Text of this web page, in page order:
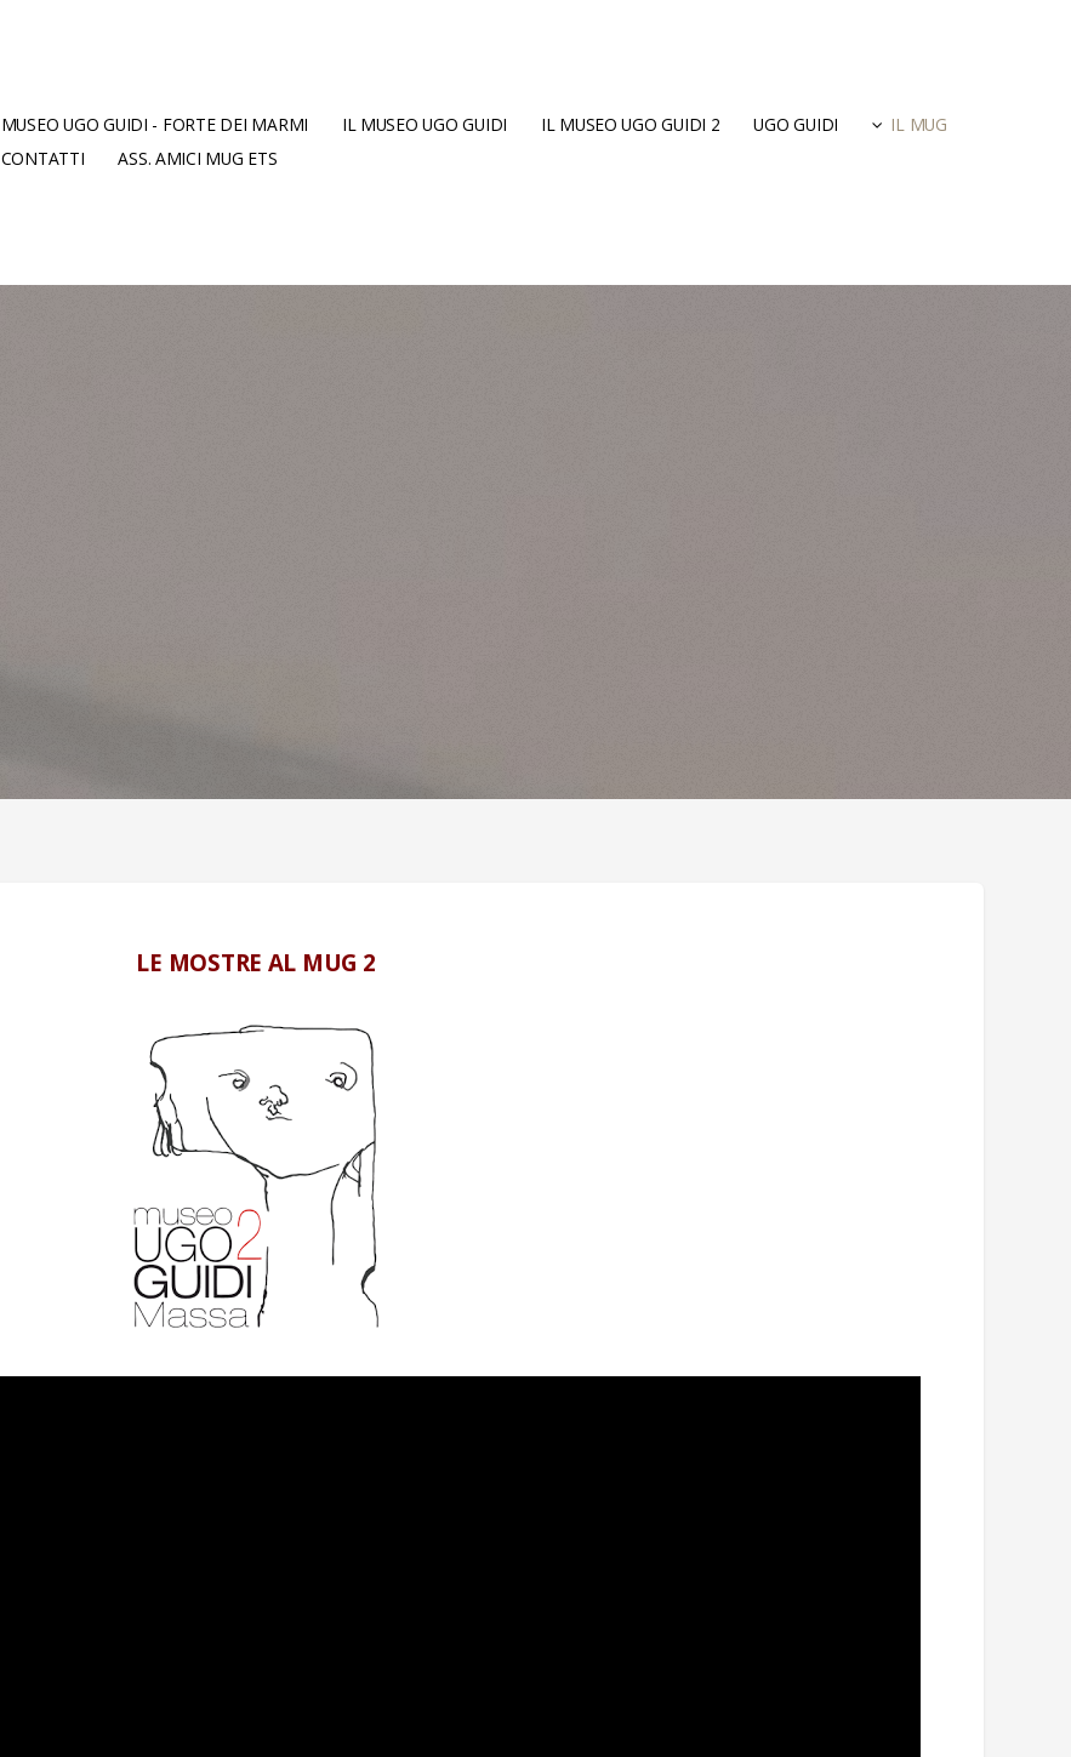
MUSEO UGO GUIDI - FORTE DEI MARMI IL MUSEO UGO GUIDI IL MUSEO UGO GUIDI 2 UGO GUIDI
IL MUG
CONTATTI
ASS. AMICI MUG ETS
LE MOSTRE AL MUG 2